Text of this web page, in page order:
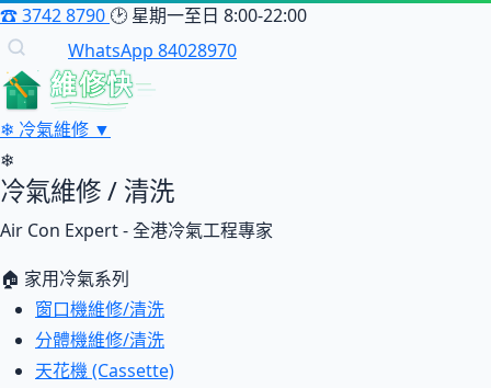
☎3742 8790 🕑 星期一至日 8:00-22:00
WhatsApp 84028970
維修快
❄ 冷氣維修 ▼
❄
冷氣維修 / 清洗
Air Con Expert - 全港冷氣工程專家
🏠 家用冷氣系列
窗口機維修/清洗
分體機維修/清洗
天花機 (Cassette)